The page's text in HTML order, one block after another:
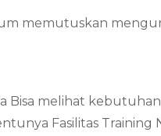
memutuskan
Bisa melihat
Fasilitas Training